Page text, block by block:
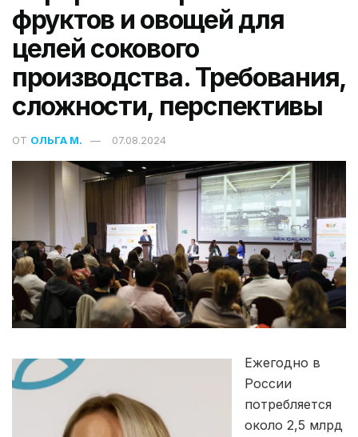
фруктов и овощей для
целей сокового
производства. Требования,
сложности, перспективы
ОТ ОЛЬГА М. 07.08.2024
Ежегодно в
России
потребляется
около 2,5 млрд